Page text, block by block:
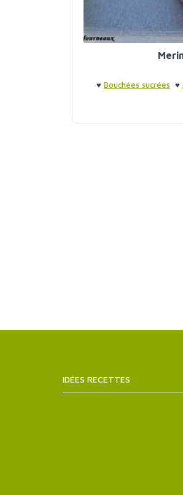
♥ Bouchées sucrées ♥
IDÉES RECETTES